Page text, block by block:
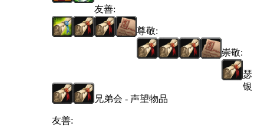
友善:
尊敬:
崇敬:
瑟
银
兄弟会 - 声望物品
友善: